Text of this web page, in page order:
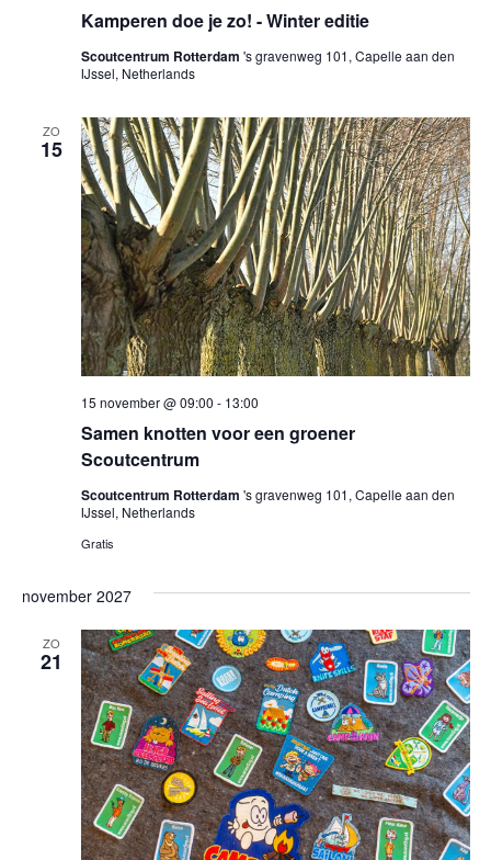
Kamperen doe je zo! - Winter editie
Scoutcentrum Rotterdam 's gravenweg 101, Capelle aan den
IJssel, Netherlands
ZO
15
Samen knotten voor een groener
Scoutcentrum
15 november @ 09:00 - 13:00
Scoutcentrum Rotterdam 's gravenweg 101, Capelle aan den
IJssel, Netherlands
Gratis
november 2027
ZO
21